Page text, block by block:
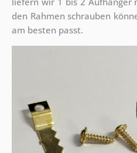
den Rahmen schrauben
am besten passt.